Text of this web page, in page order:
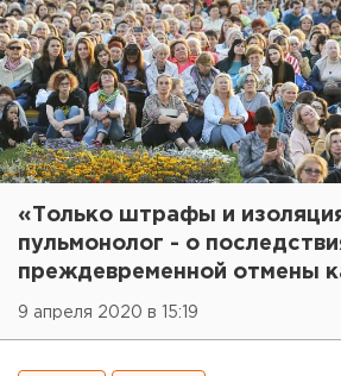
«Только штрафы и
пульмонолог - о
преждевременной отмены
9 апреля 2020 в 15:19